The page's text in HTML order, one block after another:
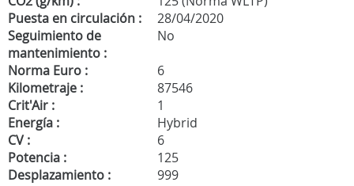
Puesta en circulación :
28/04/2020
Seguimiento de
mantenimiento :
No
Norma Euro :
6
Kilometraje :
87546
Crit'Air :
1
Energía :
Hybrid
CV :
6
Potencia :
125
Desplazamiento :
999